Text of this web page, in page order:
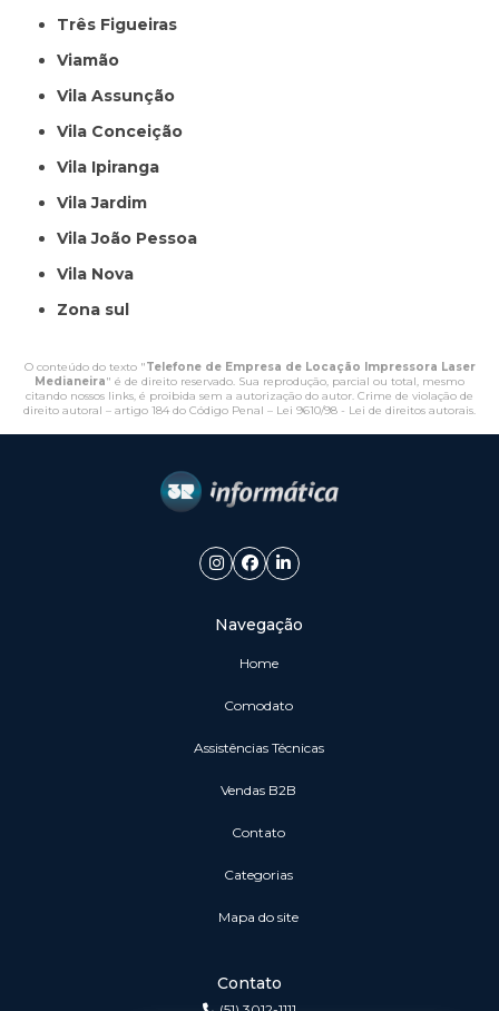
Três Figueiras
Viamão
Vila Assunção
Vila Conceição
Vila Ipiranga
Vila Jardim
Vila João Pessoa
Vila Nova
Zona sul
O conteúdo do texto "Telefone de Empresa de Locação Impressora Laser
Medianeira" é de direito reservado. Sua reprodução, parcial ou total, mesmo
citando nossos links, é proibida sem a autorização do autor. Crime de violação de
direito autoral – artigo 184 do Código Penal – Lei 9610/98 - Lei de direitos autorais
Navegação
Home
Comodato
Assistências Técnicas
vendas B2B
Contato
Categorias
Mapa do site
Contato